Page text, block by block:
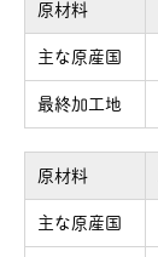
原材料
主な原産国
最終加工地
原材料
主な原産国